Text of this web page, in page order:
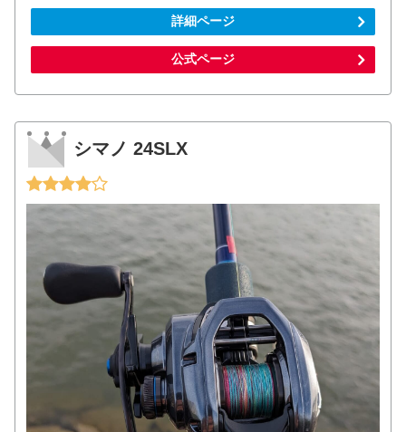
詳細ページ
公式ページ
シマノ 24SLX